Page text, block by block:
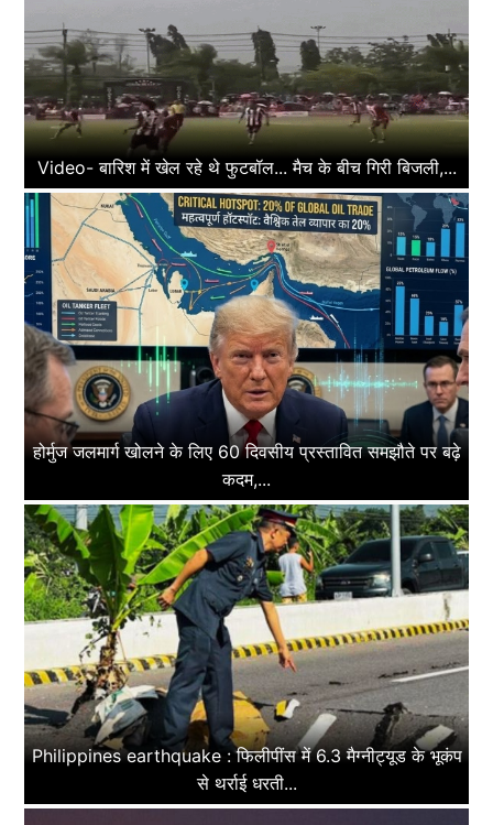
Video- बारिश में खेल रहे थे फुटबॉल... मैच के बीच गिरी बिजली,...
होर्मुज जलमार्ग खोलने के लिए 60 दिवसीय प्रस्तावित समझौते पर बढ़े
कदम,...
Philippines earthquake : फिलीपींस में 6.3 मैग्नीट्यूड के भूकंप
से थर्राई धरती...